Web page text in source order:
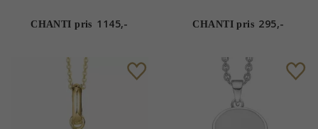
CHANTI pris 1145,-
Little Ones
CHANTI pris 295,-